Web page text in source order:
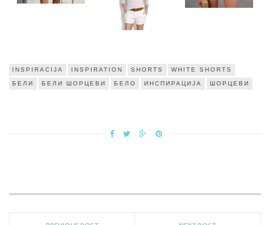
INSPIRACIJA INSPIRATION SHORTS WHITE SHORTS
БЕЛИ БЕЛИ ШОРЦЕВИ БЕЛО ИНСПИРАЦИЈА ШОРЦЕВИ